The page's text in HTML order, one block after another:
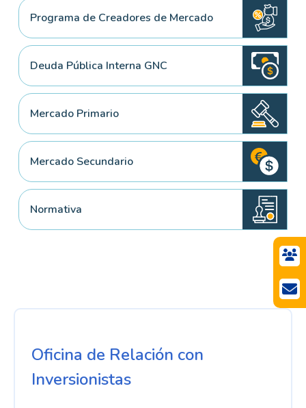
Programa de Creadores de Mercado
Deuda Pública Interna GNC
Mercado Primario
Mercado Secundario
Normativa
Oficina de Relación con
Inversionistas